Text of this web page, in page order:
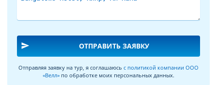
send ОТПРАВИТЬ ЗАЯВКУ
Отправляя заявку на тур, я соглашаюсь с политикой компании ООО
«Велл» по обработке моих персональных данных.